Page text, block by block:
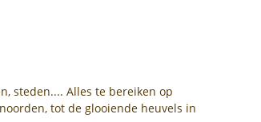
steden.... Alles te bereiken op
tot de glooiende heuvels in